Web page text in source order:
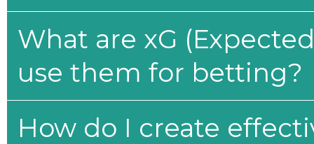
What are xG
use them for betting?
How do I create